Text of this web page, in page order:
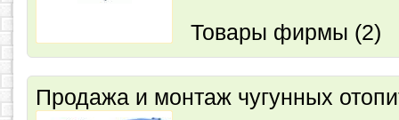
Товары фирмы (2)
Продажа и монтаж чугунных